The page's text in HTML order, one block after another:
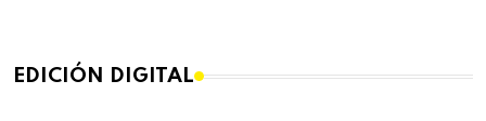
EDICIÓN DIGITAL